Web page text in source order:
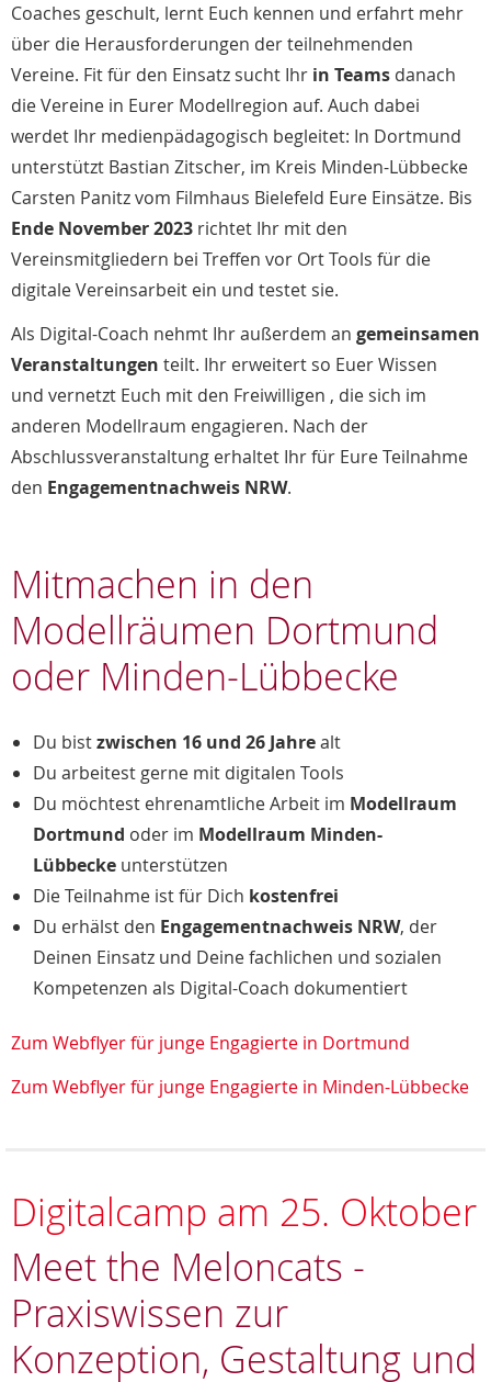
Coaches geschult, lernt Euch kennen und erfahrt mehr
über die Herausforderungen der teilnehmenden
Vereine. Fit für den Einsatz sucht Ihr in Teams danach
die Vereine in Eurer Modellregion auf. Auch dabei
werdet Ihr medienpädagogisch begleitet: In Dortmund
unterstützt Bastian Zitscher, im Kreis Minden-Lübbecke
Carsten Panitz vom Filmhaus Bielefeld Eure Einsätze. Bis
Ende November 2023 richtet Ihr mit den
Vereinsmitgliedern bei Treffen vor Ort Tools für die
digitale Vereinsarbeit ein und testet sie.
Als Digital-Coach nehmt Ihr außerdem an gemeinsamen
Veranstaltungen teilt. Ihr erweitert so Euer Wissen
und vernetzt Euch mit den Freiwilligen , die sich im
anderen Modellraum engagieren. Nach der
Abschlussveranstaltung erhaltet Ihr für Eure Teilnahme
den Engagementnachweis NRW.
Mitmachen in den
Modellräumen Dortmund
oder Minden-Lübbecke
Du bistzwischen 16 und 26 Jahrealt
Du arbeitest gerne mit digitalen Tools
Du möchtest ehrenamtliche Arbeit im Modellraum
Dortmund oder im Modellraum Minden-
Lübbecke unterstützen
Die Teilnahme ist für Dich kostenfrei
Du erhälst den Engagementnachweis NRW, der
Deinen Einsatz und Deine fachlichen und sozialen
Kompetenzen als Digital-Coach dokumentiert
Zum Webflyer für junge Engagierte in Dortmund
Zum Webflyer für junge Engagierte in Minden-Lübbecke
Digitalcamp am 25. Oktober
Meet the Meloncats -
Praxiswissen zur
Konzeption, Gestaltung und